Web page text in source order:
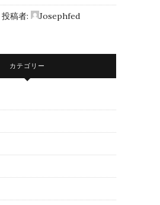
投稿者:
Josephfed
カテゴリー